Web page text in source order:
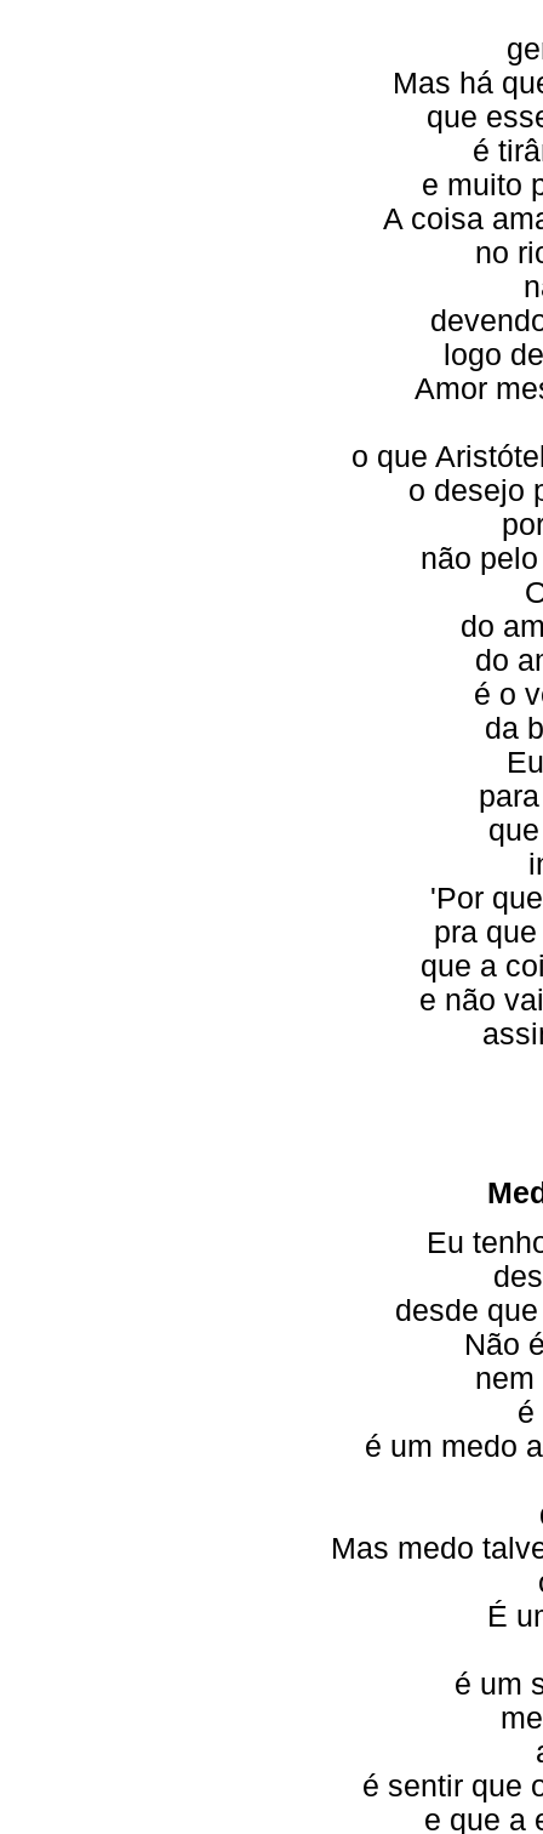
Mas há
que
é
e muito
A coisa
no
logo
Amor
o que
o desejo
não
do
do
é o
da
'Por
pra
que a
e não
Eu
desde
Não
nem
é
é um medo
Mas medo
É
é um
é sentir que
e que a